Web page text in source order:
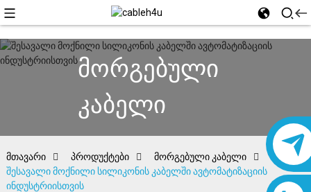
მორგებული
კაბელი
მთავარი პროდუქტები
მორგებული კაბელი
შესავალი მოქნილი სილიკონის კაბელში ავტომატიზაციის
ინდუსტრიისთვის